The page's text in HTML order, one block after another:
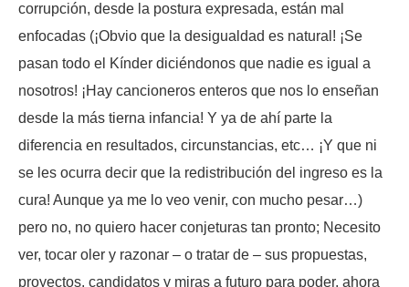
corrupción, desde la postura expresada, están mal
enfocadas (¡Obvio que la desigualdad es natural! ¡Se
pasan todo el Kínder diciéndonos que nadie es igual a
nosotros! ¡Hay cancioneros enteros que nos lo enseñan
desde la más tierna infancia! Y ya de ahí parte la
diferencia en resultados, circunstancias, etc… ¡Y que ni
se les ocurra decir que la redistribución del ingreso es la
cura! Aunque ya me lo veo venir, con mucho pesar…)
pero no, no quiero hacer conjeturas tan pronto; Necesito
ver, tocar oler y razonar – o tratar de – sus propuestas,
proyectos, candidatos y miras a futuro para poder, ahora